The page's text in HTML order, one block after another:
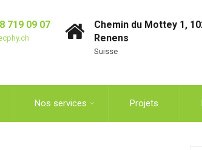
719 09 07
Chemin du Mottey 1,
Renens
Suisse
Nos services Projets